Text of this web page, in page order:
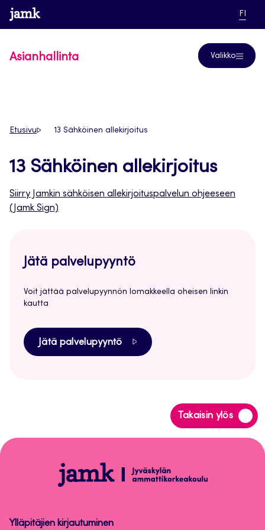
Siirry
suoraan
www.jamk.fi linkkiFI
Asianhallinta Valikko
Etusivu 13 Sähköinen allekirjoitus
13 Sähköinen allekirjoitus
Siirry Jamkin sähköisen allekirjoituspalvelun ohjeeseen
(Jamk Sign)
Jätä palvelupyyntö
Voit jättää palvelupyynnön lomakkeella oheisen linkin
kautta
Jätä palvelupyyntö
Takaisin ylös
Siirry
takaisin
Asianhallinta
Ylläpitäjien kirjautuminen